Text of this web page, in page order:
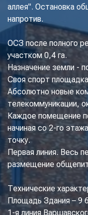
аллея". Остановка
напротив.
ОСЗ после полного
участком 0,4 га.
Назначение земли -
Своя спорт
Абсолютно новые
телекоммуникации,
Каждое помещение
начиная со 2-го
точку.
Первая линия. Весь
размещение
Технические
Площадь Здания – 9
1-я линия